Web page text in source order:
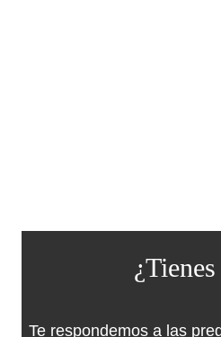
Te respondemos a las